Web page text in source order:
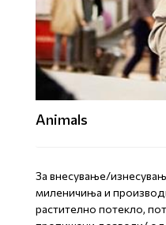
Animals
За внесување/
миленичиња и
растително потекло,